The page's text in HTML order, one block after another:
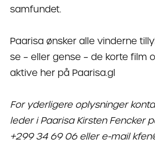
samfundet.
Paarisa ønsker alle vinderne
se – eller gense – de korte film
aktive her på Paarisa.gl
For yderligere oplysninger
leder i Paarisa Kirsten Fencker
+299 34 69 06 eller e-mail